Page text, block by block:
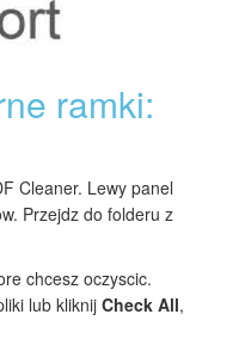
ramki:
Cleaner. Lewy panel
Przejdz do folderu z
chcesz oczyscic.
lub kliknij Check All,